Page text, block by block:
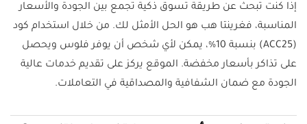
إذا كنت تبحث عن طريقة تسوق ذكية تجمع بين الجودة والأسعار
المناسبة، فغرينتا هب هو الحل الأمثل لك. من خلال استخدام كود
(ACC25) بنسبة 10%، يمكن لأي شخص أن يوفر فلوس ويحصل
على تذاكر بأسعار مخفضة. الموقع يركز على تقديم خدمات عالية
الجودة مع ضمان الشفافية والمصداقية في التعاملات.